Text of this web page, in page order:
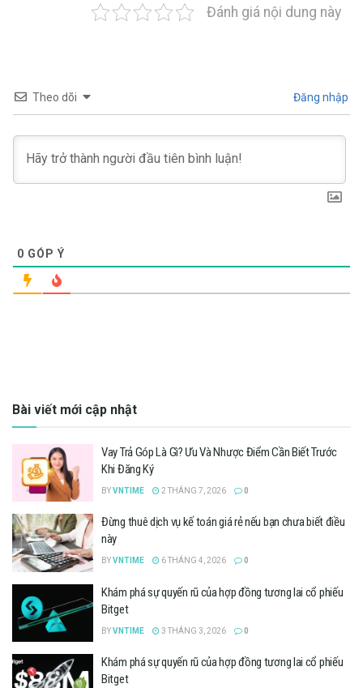
Đánh giá nội dung này
Theo dõi Đăng nhập
0 GÓP Ý
Bài viết mới cập nhật
Vay Trả Góp Là Gì? Ưu Và Nhược Điểm Cần Biết Trước
Khi Đăng Ký
BYVNTIME 2 THÁNG 7, 2026 0
Đừng thuê dịch vụ kế toán giá rẻ nếu bạn chưa biết điều
này
BYVNTIME 6 THÁNG 4, 2026 0
Khám phá sự quyến rũ của hợp đồng tương lai cổ phiếu
Bitget
BYVNTIME 3 THÁNG 3, 2026 0
Khám phá sự quyến rũ của hợp đồng tương lai cổ phiếu
Bitget